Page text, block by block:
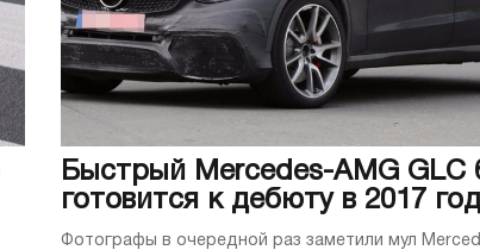
Быстрый Mercedes-AMG GLC
готовится к дебюту в 2017
Фотографы в очередной раз заметили мул